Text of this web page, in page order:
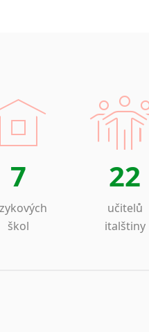
7
škol
22
učitelů
italštiny